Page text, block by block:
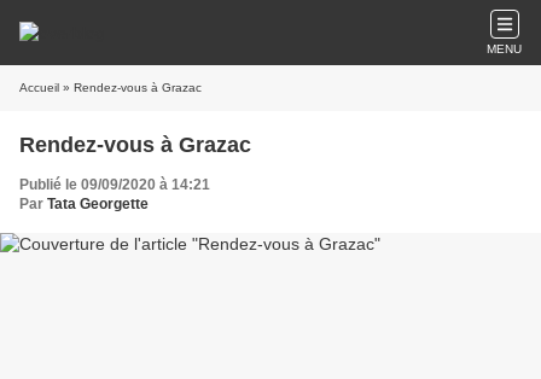
MENU
Accueil » Rendez-vous à Grazac
Rendez-vous à Grazac
Publié le 09/09/2020 à 14:21
Par Tata Georgette